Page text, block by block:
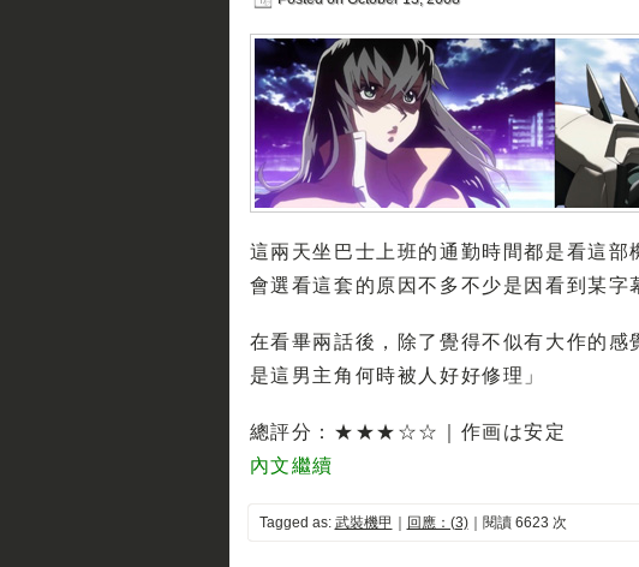
這兩天坐巴士上班的通勤時間都是看這
會選看這套的原因不多不少是因看到某
在看畢兩話後，除了覺得不似有大作的
是這男主角何時被人好好修理」
總評分：★★★☆☆｜作画は安定
內文繼續
Tagged as: 武裝機甲 回應：(3)｜閱讀 6623 次